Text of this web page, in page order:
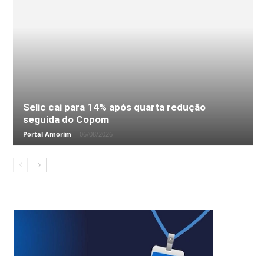
Selic cai para 14% após quarta redução
seguida do Copom
Portal Amorim - 06/08/2026